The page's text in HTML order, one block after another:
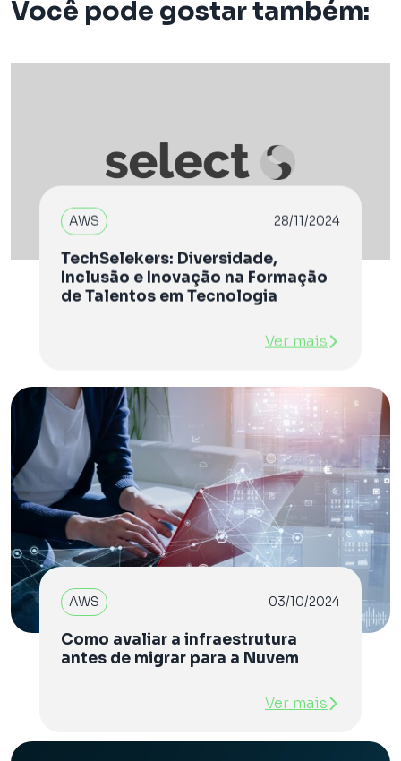
Você pode gostar também:
AWS 28/11/2024
TechSelekers: Diversidade,
Inclusão e Inovação na Formação
de Talentos em Tecnologia
Ver mais
AWS 03/10/2024
Como avaliar a infraestrutura
antes de migrar para a Nuvem
Ver mais